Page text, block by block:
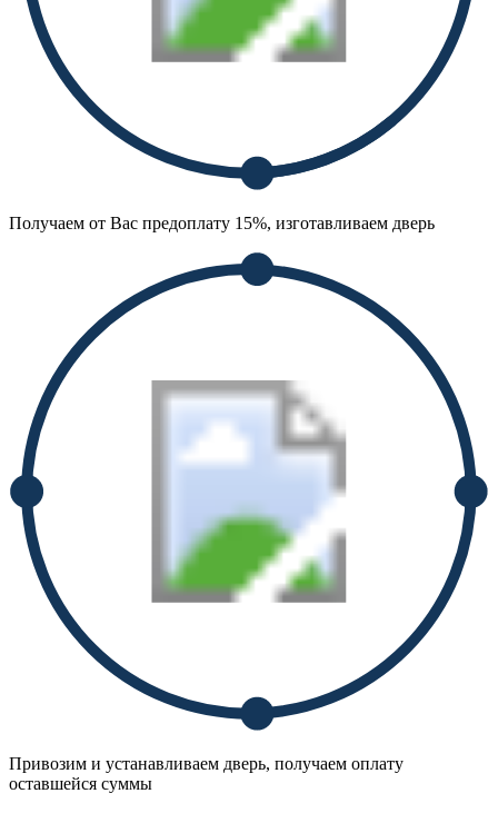
Получаем от Вас предоплату 15%, изготавливаем дверь
Привозим и устанавливаем дверь, получаем оплату
оставшейся суммы